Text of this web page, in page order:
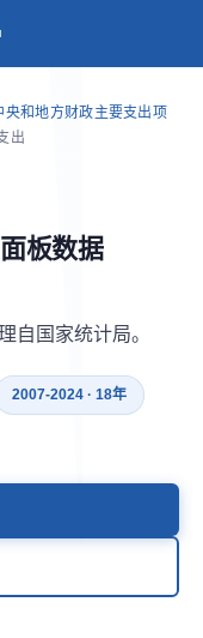
央和地方财政主要支出项
出
面板数据
自国家统计局。
2007-2024 · 18年